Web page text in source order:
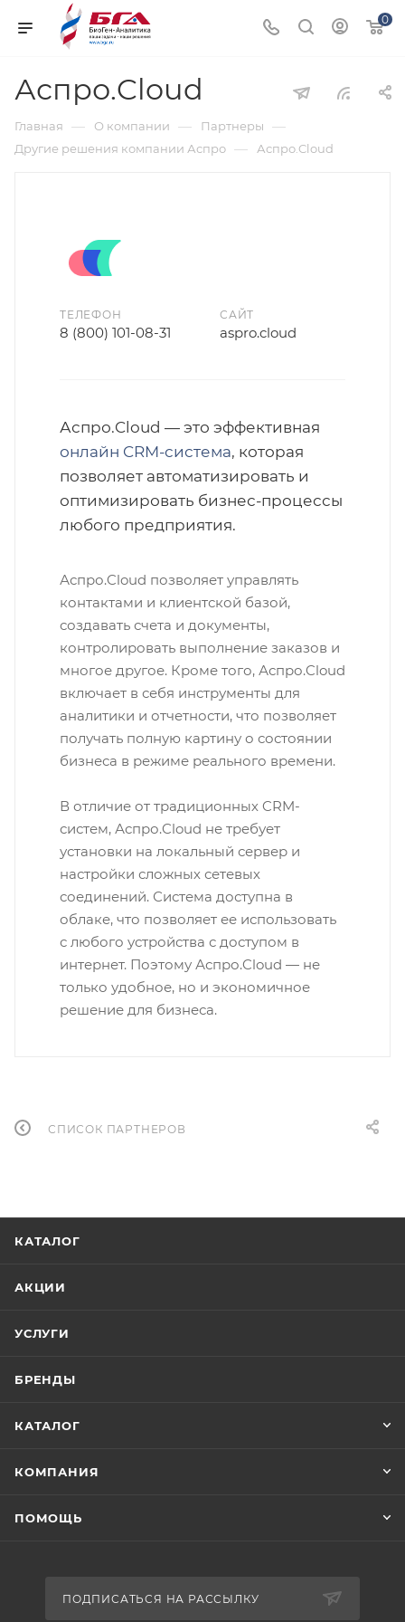
0
Аспро.Cloud
Главная — О компании — Партнеры —
Другие решения компании Аспро — Аспро.Cloud
ТЕЛЕФОН
8 (800) 101-08-31
САЙТ
aspro.cloud
Аспро.Cloud — это эффективная
онлайн CRM-система, которая
позволяет автоматизировать и
оптимизировать бизнес-процессы
любого предприятия.
Аспро.Cloud позволяет управлять
контактами и клиентской базой,
создавать счета и документы,
контролировать выполнение заказов и
многое другое. Кроме того, Аспро.Cloud
включает в себя инструменты для
аналитики и отчетности, что позволяет
получать полную картину о состоянии
бизнеса в режиме реального времени.
В отличие от традиционных CRM-
систем, Аспро.Cloud не требует
установки на локальный сервер и
настройки сложных сетевых
соединений. Система доступна в
облаке, что позволяет ее использовать
с любого устройства с доступом в
интернет. Поэтому Аспро.Cloud — не
только удобное, но и экономичное
решение для бизнеса.
СПИСОК ПАРТНЕРОВ
КАТАЛОГ
АКЦИИ
УСЛУГИ
БРЕНДЫ
КАТАЛОГ
КОМПАНИЯ
ПОМОЩЬ
ПОДПИСАТЬСЯ НА РАССЫЛКУ